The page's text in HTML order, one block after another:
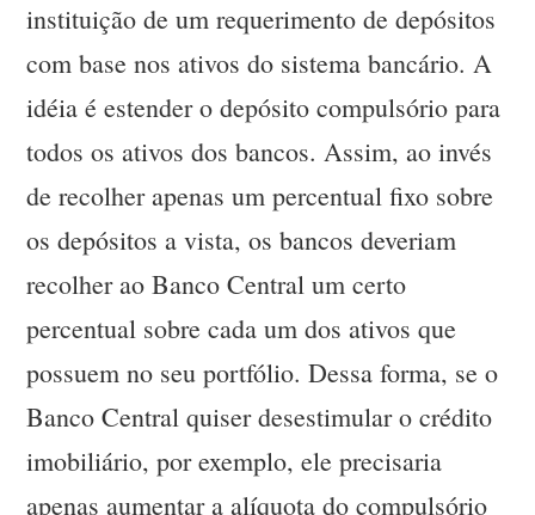
instituição de um requerimento de depósitos
com base nos ativos do sistema bancário. A
idéia é estender o depósito compulsório para
todos os ativos dos bancos. Assim, ao invés
de recolher apenas um percentual fixo sobre
os depósitos a vista, os bancos deveriam
recolher ao Banco Central um certo
percentual sobre cada um dos ativos que
possuem no seu portfólio. Dessa forma, se o
Banco Central quiser desestimular o crédito
imobiliário, por exemplo, ele precisaria
apenas aumentar a alíquota do compulsório